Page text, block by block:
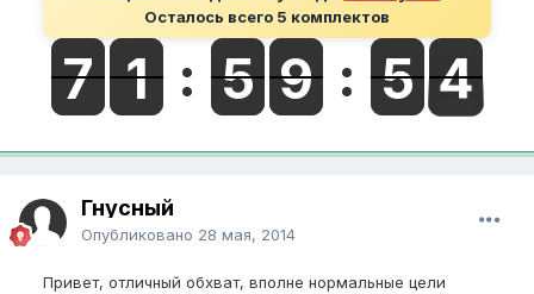
Осталось всего 5 комплектов
Гнусный
Опубликовано 28 мая, 2014
Привет, отличный обхват, вполне нормальные цели